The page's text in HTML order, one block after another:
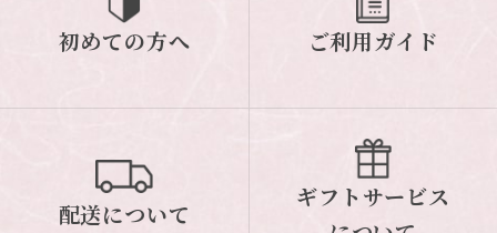
初めての方へ ご利用ガイド
配送について
ギフトサービス